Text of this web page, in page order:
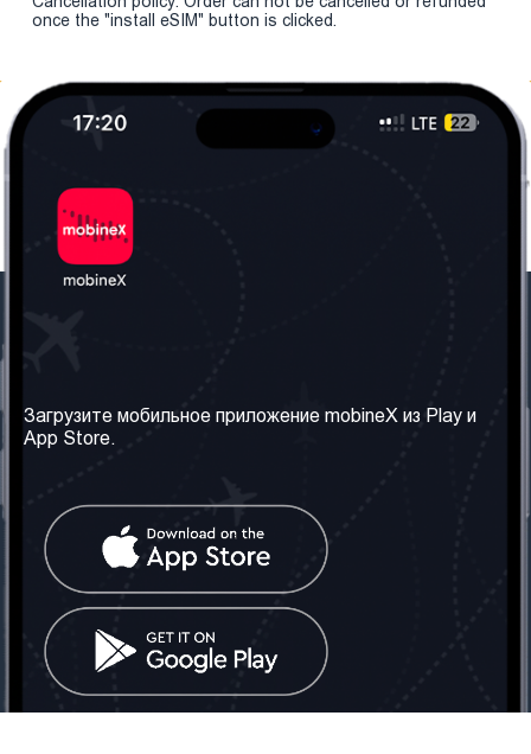
once the "install eSIM" button is clicked.
Наши сервисы
Правила и Условия
Часто задаваемые
вопросы
Контакт
Грузия: Тбилиси
Телефон: +442030340050
Email:info@mobinex.com
Социальные сети
Загрузите мобильное приложение mobineX из Play и
App Store.